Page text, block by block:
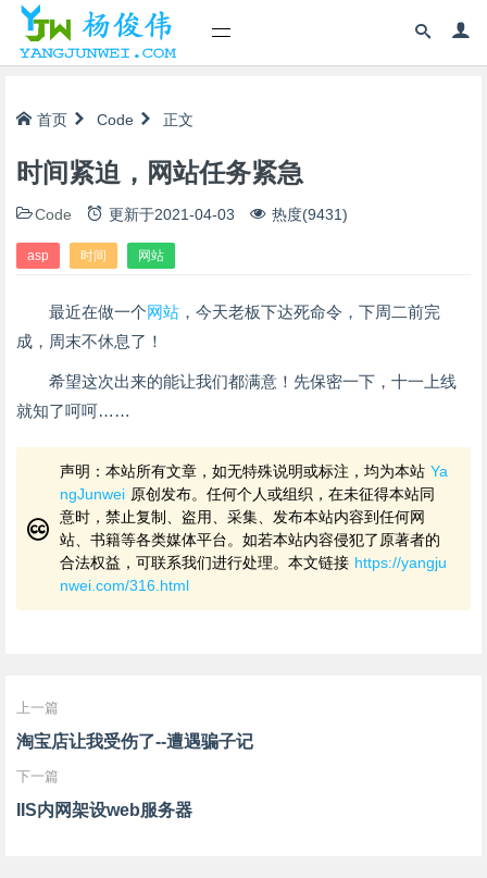
首页 Code 正文
时间紧迫，网站任务紧急
Code 更新于2021-04-03 热度(9431)
asp 时间 网站
最近在做一个网站 ，今天老板下达死命令，下周二前完
成，周末不休息了！
希望这次出来的能让我们都满意！先保密一下，十一上线
就知了呵呵……
声明：本站所有文章，如无特殊说明或标注，均为本站 Ya
ngJunwei 原创发布。任何个人或组织，在未征得本站同
意时，禁止复制、盗用、采集、发布本站内容到任何网
站、书籍等各类媒体平台。如若本站内容侵犯了原著者的
合法权益，可联系我们进行处理。本文链接 https://yangju
nwei.com/316.html
上一篇
淘宝店让我受伤了--遭遇骗子记
下一篇
IIS内网架设web服务器